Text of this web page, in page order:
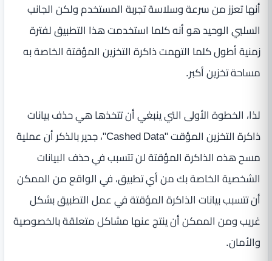
أنها تعزز من سرعة وسلاسة تجربة المستخدم ولكن الجانب
السلبي الوحيد هو أنه كلما استخدمت هذا التطبيق لفترة
زمنية أطول كلما التهمت ذاكرة التخزين المؤقتة الخاصة به
مساحة تخزين أكبر.
لذا، الخطوة الأولى التي ينبغي أن تتخذها هي حذف بيانات
ذاكرة التخزين المؤقت "Cashed Data"، جدير بالذكر أن عملية
مسح هذه الذاكرة المؤقتة لن تتسبب في حذف البيانات
الشخصية الخاصة بك من أي تطبيق، في الواقع من الممكن
أن تتسبب بيانات الذاكرة المؤقتة في عمل التطبيق بشكل
غريب ومن الممكن أن ينتج عنها مشاكل متعلقة بالخصوصية
والأمان.